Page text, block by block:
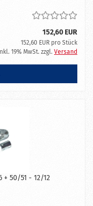
152,60 EUR
152,60 EUR pro Stück
19% MwSt. zzgl. Versand
+ 50/51 - 12/12